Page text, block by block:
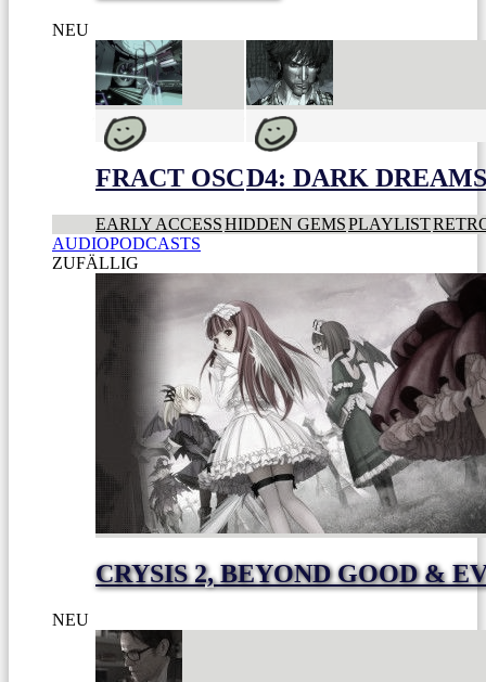
NEU
FRACT OSCD4: DARK
EARLY ACCESSHIDDEN GEMSPLAYLIST
AUDIOPODCASTS
ZUFÄLLIG
CRYSIS 2, BEYOND GOOD &
NEU